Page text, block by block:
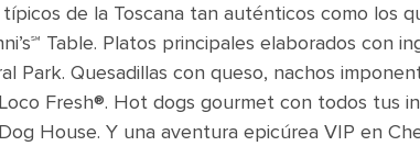
de la Toscana tan auténticos como los
Table. Platos principales elaborados con
Park. Quesadillas con queso, nachos
Fresh®. Hot dogs gourmet con todos tus
House. Y una aventura epicúrea VIP en